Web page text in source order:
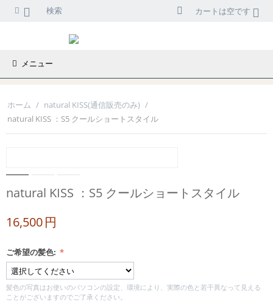
検索 カートは空です
メニュー
ホーム / natural KISS(通信販売のみ) /
natural KISS ：S5 クールショートスタイル
natural KISS ：S5 クールショートスタイル
16,500円
ご希望の髪色:
髪色の写真はお使いのパソコンの設定、環境により、実際の色と若干異なって見える
ことがございますのでご了承ください。